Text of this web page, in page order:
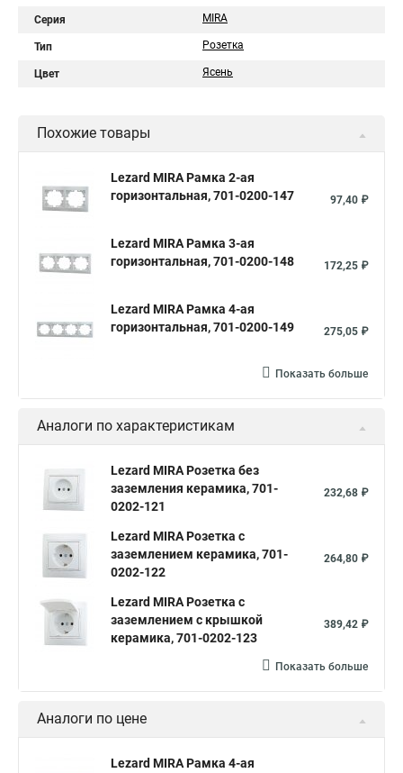
Серия MIRA
Тип Розетка
Цвет Ясень
Похожие товары
Lezard MIRA Рамка 2-ая
горизонтальная, 701-0200-147
97,40 ₽
Lezard MIRA Рамка 3-ая
горизонтальная, 701-0200-148
172,25 ₽
Lezard MIRA Рамка 4-ая
горизонтальная, 701-0200-149
275,05 ₽
Показать больше
Аналоги по характеристикам
Lezard MIRA Розетка без
заземления керамика, 701-
0202-121
232,68 ₽
Lezard MIRA Розетка с
заземлением керамика, 701-
0202-122
264,80 ₽
Lezard MIRA Розетка с
заземлением с крышкой
керамика, 701-0202-123
389,42 ₽
Показать больше
Аналоги по цене
Lezard MIRA Рамка 4-ая